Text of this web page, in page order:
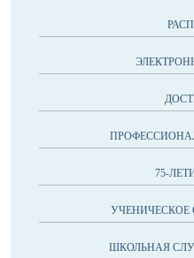
75-
УЧЕНИЧЕСКОЕ
ШКОЛЬНАЯ